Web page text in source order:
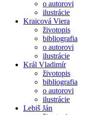
o autorovi
ilustrácie
Kraicová Viera
životopis
bibliografia
o autorovi
ilustrácie
Král Vladimír
životopis
bibliografia
o autorovi
ilustrácie
Lebiš Ján